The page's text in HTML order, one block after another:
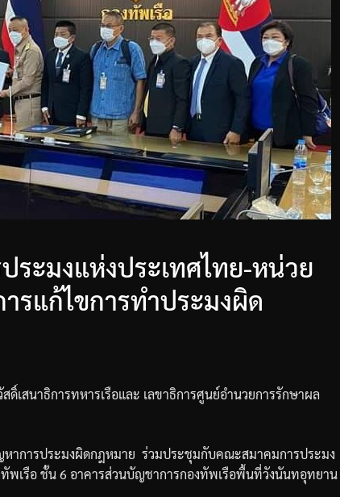
ระมงแห่งประเทศไทย-หน่วย
รแก้ไขการทำประมงผิด
ดิ์เสนาธิการทหารเรือและ เลขาธิการศูนย์อำนวยการรักษาผล
าการประมงผิดกฎหมาย ร่วมประชุมกับคณะสมาคมการประมง
พเรือชั้น6 อาคารส่วนบัญชาการกองทัพเรือพื้นที่วังนันทอุทยาน